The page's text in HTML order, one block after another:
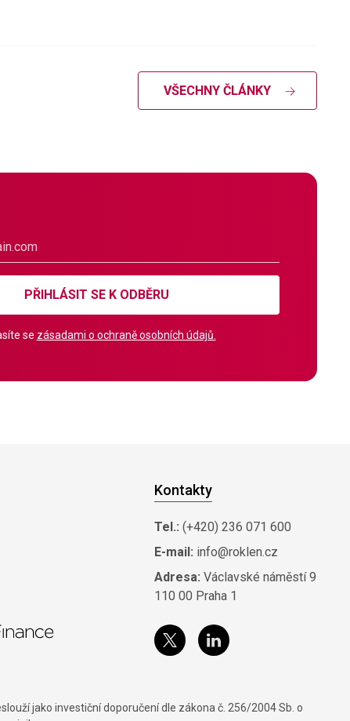
VŠECHNY ČLÁNKY
PŘIHLÁSIT SE K ODBĚRU
se zásadami o ochraně osobních údajů.
Kontakty
Tel.: (+420) 236 071 600
E-mail: info@roklen.cz
Adresa: Václavské náměstí 9
110 00 Praha 1
jako investiční doporučení dle zákona č. 256/2004 Sb. o